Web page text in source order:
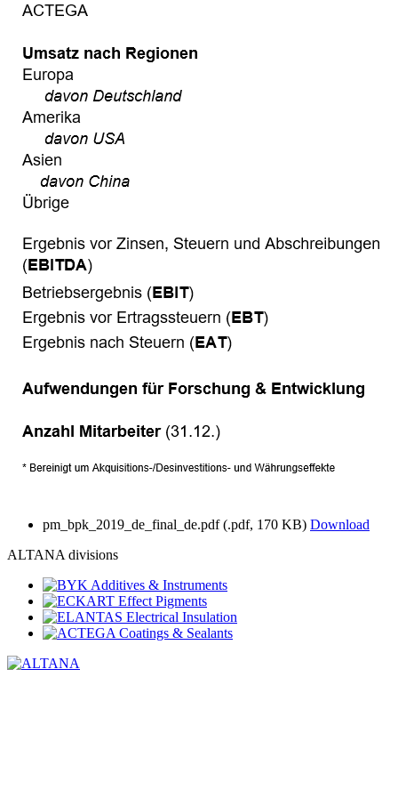
pm_bpk_2019_de_final_de.pdf(.pdf, 170 KB) Download
ALTANA divisions